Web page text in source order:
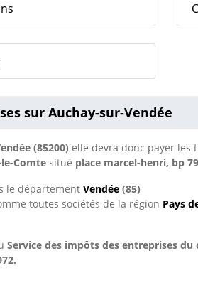
sur Auchay-sur-Vendée
(85200) elle devra donc payer les
Comte situé place marcel-henri, bp
le département Vendée (85)
toutes sociétés de la région Pays
Service des impôts des entreprises